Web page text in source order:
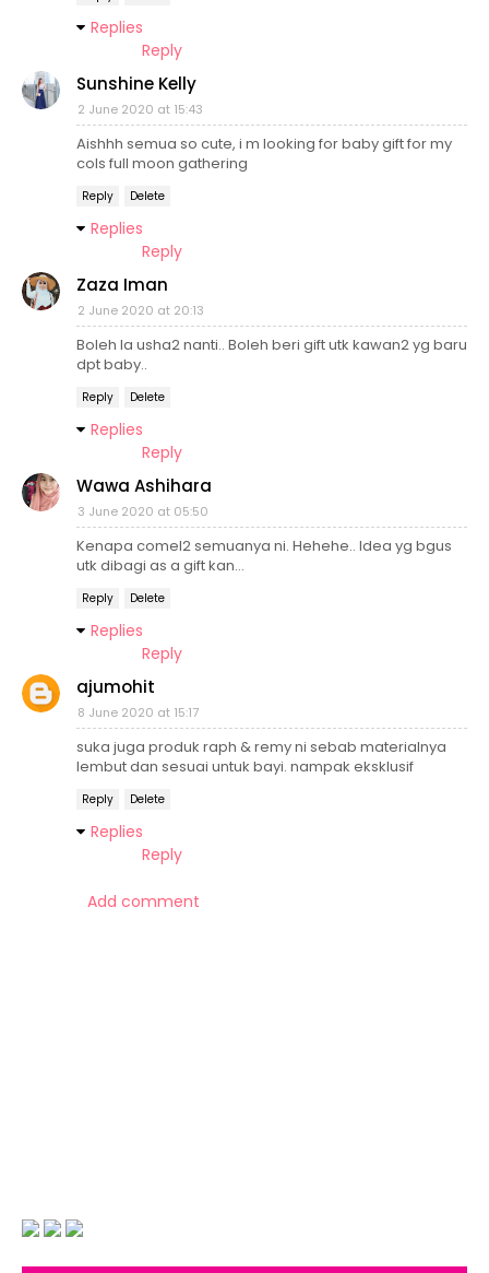
Replies
Reply
Sunshine Kelly
2 June 2020 at 15:43
Aishhh semua so cute, i m looking for baby gift for my
cols full moon gathering
Reply Delete
Replies
Reply
Zaza Iman
2 June 2020 at 20:13
Boleh la usha2 nanti.. Boleh beri gift utk kawan2 yg baru
dpt baby..
Reply Delete
Replies
Reply
Wawa Ashihara
3 June 2020 at 05:50
Kenapa comel2 semuanya ni. Hehehe.. Idea yg bgus
utk dibagi as a gift kan...
Reply Delete
Replies
Reply
ajumohit
8 June 2020 at 15:17
suka juga produk raph & remy ni sebab materialnya
lembut dan sesuai untuk bayi. nampak eksklusif
Reply Delete
Replies
Reply
Add comment